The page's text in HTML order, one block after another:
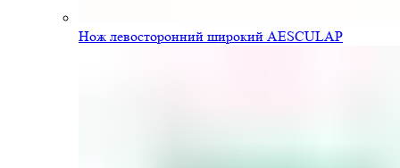
Нож левосторонний широкий AESCULAP